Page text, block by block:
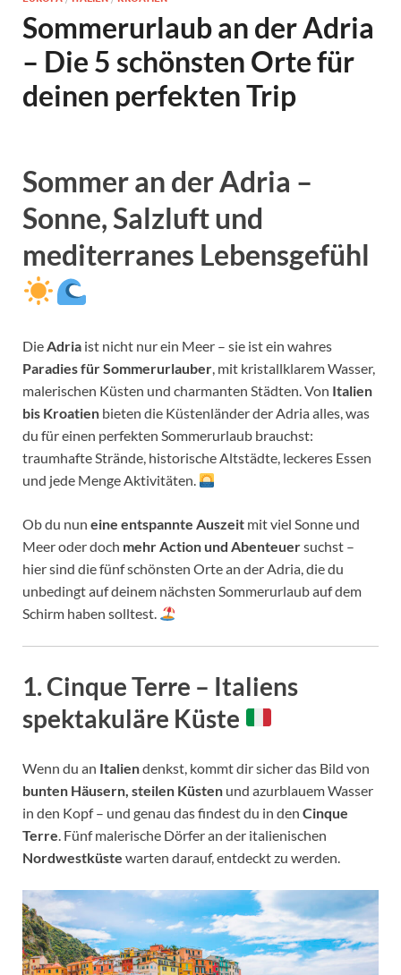
Sommerurlaub an der Adria
– Die 5 schönsten Orte für
deinen perfekten Trip
Sommer an der Adria –
Sonne, Salzluft und
mediterranes Lebensgefühl
DieAdria ist nicht nur ein Meer – sie ist ein wahres
Paradies für Sommerurlauber, mit kristallklarem Wasser,
malerischen Küsten und charmanten Städten. Von Italien
bis Kroatien bieten die Küstenländer der Adria alles, was
du für einen perfekten Sommerurlaub brauchst:
traumhafte Strände, historische Altstädte, leckeres Essen
und jede Menge Aktivitäten.
Ob du nun eine entspannte Auszeit mit viel Sonne und
Meer oder doch mehr Action und Abenteuersuchst –
hier sind die fünf schönsten Orte an der Adria, die du
unbedingt auf deinem nächsten Sommerurlaub auf dem
Schirm haben solltest.
1.Cinque Terre – Italiens
spektakuläre Küste
Wenn du an Italiendenkst, kommt dir sicher das Bild von
bunten Häusern, steilen Küsten und azurblauem Wasser
in den Kopf – und genau das findest du in den Cinque
Terre . Fünf malerische Dörfer an der italienischen
Nordwestküste warten darauf, entdeckt zu werden.